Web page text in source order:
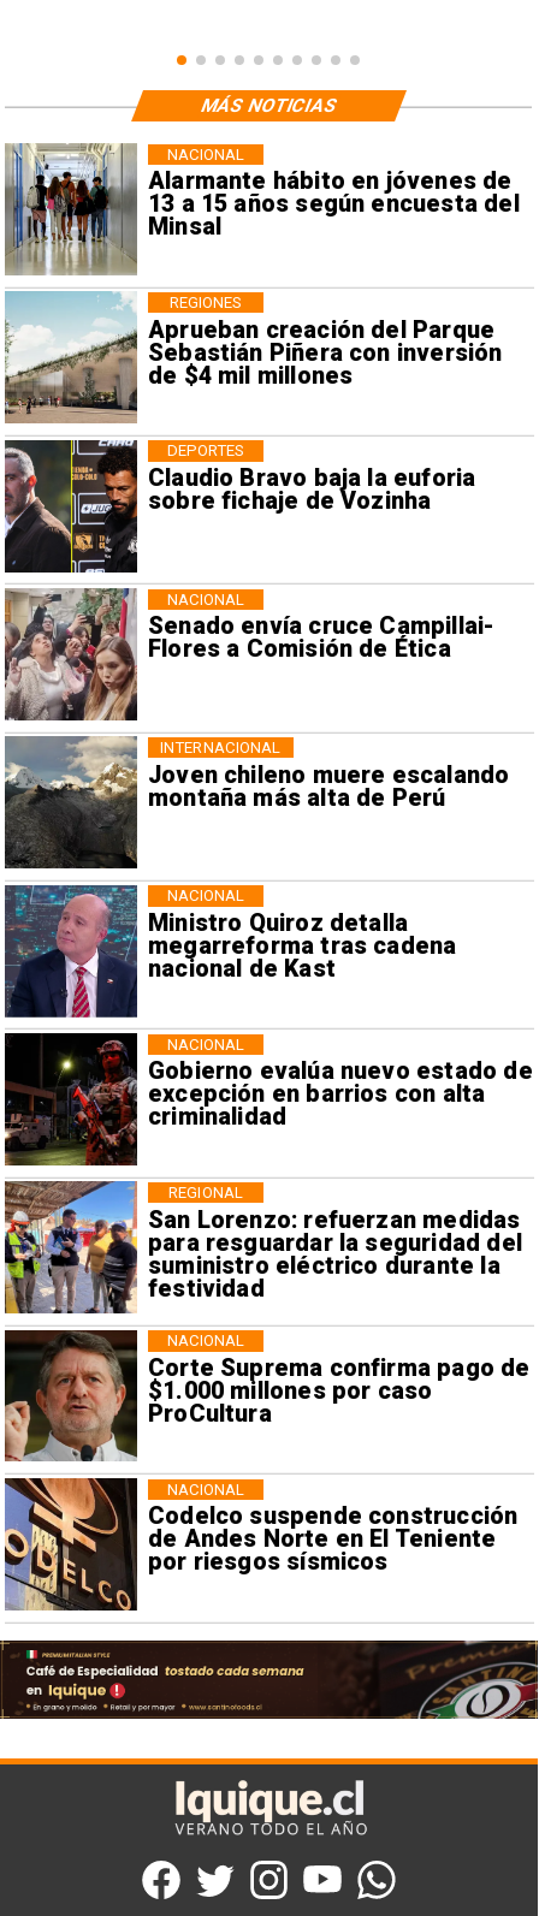
Alarmante hábito en jóvenes de
13 a 15 años según encuesta del
Minsal
NACIONAL
Aprueban creación del Parque
Sebastián Piñera con inversión
de $4 mil millones
REGIONES
Claudio Bravo baja la euforia
sobre fichaje de Vozinha
DEPORTES
Senado envía cruce Campillai-
Flores a Comisión de Ética
NACIONAL
Joven chileno muere escalando
montaña más alta de Perú
INTERNACIONAL
Ministro Quiroz detalla
megarreforma tras cadena
nacional de Kast
NACIONAL
Gobierno evalúa nuevo estado de
excepción en barrios con alta
criminalidad
NACIONAL
San Lorenzo: refuerzan medidas
para resguardar la seguridad del
suministro eléctrico durante la
festividad
REGIONAL
Corte Suprema confirma pago de
$1.000 millones por caso
ProCultura
NACIONAL
Codelco suspende construcción
de Andes Norte en El Teniente
por riesgos sísmicos
NACIONAL
MÁS NOTICIAS